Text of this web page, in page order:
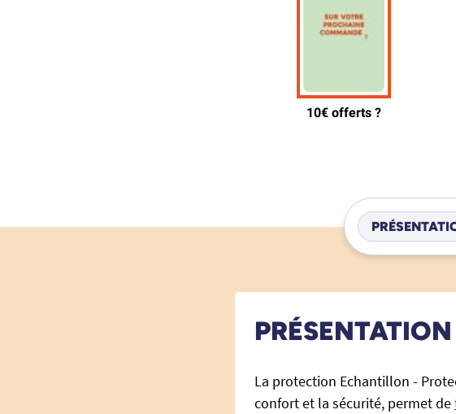
PRÉSENTATION
La protection Echantillon -
confort et la sécurité, permet de